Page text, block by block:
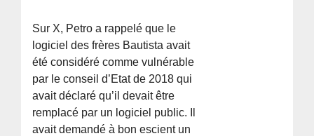
Sur X, Petro a rappelé que le
logiciel des frères Bautista avait
été considéré comme vulnérable
par le conseil d’Etat de 2018 qui
avait déclaré qu’il devait être
remplacé par un logiciel public. Il
avait demandé à bon escient un